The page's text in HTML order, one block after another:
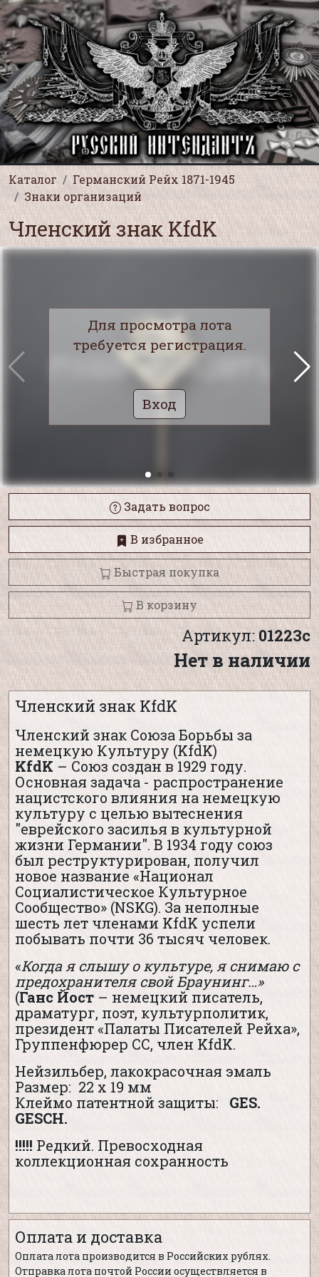
Каталог
Германский Рейх 1871-1945
Знаки организаций
Членский знак KfdK
Для просмотра лота
требуется регистрация.
Вход
Задать вопрос
В избранное
Быстрая покупка
В корзину
Артикул:01223с
Нет в наличии
Членский знак KfdK
Членский знак Союза Борьбы за
немецкую Культуру (KfdK)
KfdK – Союз создан в 1929 году.
Основная задача - распространение
нацистского влияния на немецкую
культуру с целью вытеснения
"еврейского засилья в культурной
жизни Германии". В 1934 году союз
был реструктурирован, получил
новое название «Национал
Социалистическое Культурное
Сообщество» (NSKG). За неполные
шесть лет членами KfdK успели
побывать почти 36 тысяч человек.
«Когда я слышу о культуре, я снимаю с
предохранителя свой Браунинг…»
(Ганс Йост – немецкий писатель,
драматург, поэт, культурполитик,
президент «Палаты Писателей Рейха»,
Группенфюрер СС, член KfdK.
Нейзильбер, лакокрасочная эмаль
Размер: 22 х 19 мм
Клеймо патентной защиты: GES.
GESCH.
!!!!! Редкий. Превосходная
коллекционная сохранность
Оплата и доставка
Оплата лота производится в Российских рублях.
Отправка лота почтой России осуществляется в